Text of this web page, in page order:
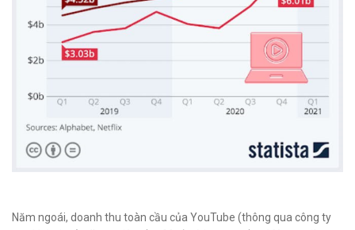
Năm ngoái, doanh thu toàn cầu của YouTube (thông qua công ty